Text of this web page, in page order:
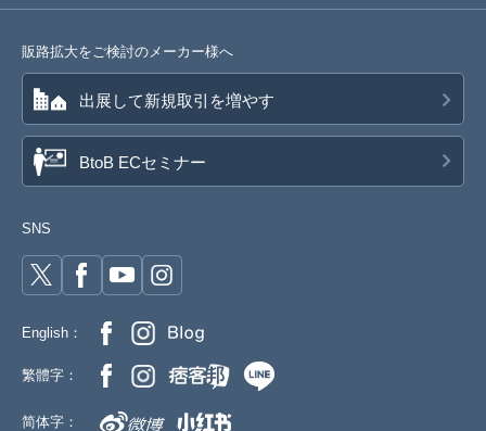
販路拡大をご検討のメーカー様へ
出展して新規取引を増やす
BtoB ECセミナー
SNS
English：
繁體字：
简体字：